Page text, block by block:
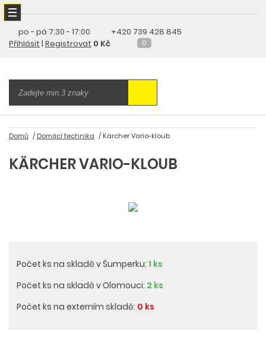
po - pá 7:30 - 17:00
+420 739 428 845
Přihlásit | Registrovat 0 Kč 0
Domů Domácí technika Kärcher Vario-kloub
KÄRCHER VARIO-KLOUB
Počet ks na skladě v Šumperku: 1 ks
Počet ks na skladě v Olomouci: 2 ks
Počet ks na externím skladě: 0 ks